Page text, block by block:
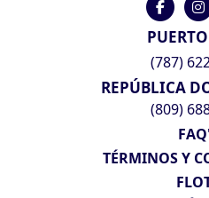
(787)
REPÚBLICA
(809)
TÉRMINOS Y